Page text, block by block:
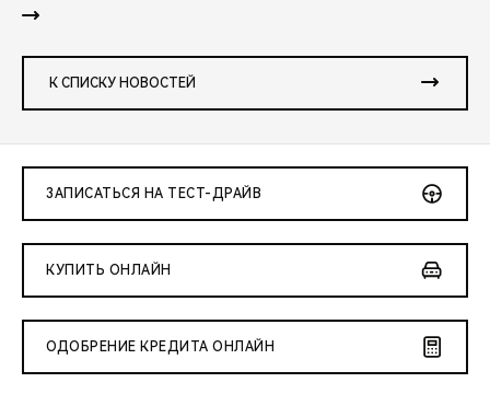
К СПИСКУ НОВОСТЕЙ
ЗАПИСАТЬСЯ НА ТЕСТ-ДРАЙВ
КУПИТЬ ОНЛАЙН
ОДОБРЕНИЕ КРЕДИТА ОНЛАЙН